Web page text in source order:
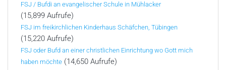
FSJ / Bufdi an evangelischer Schule in Mühlacker
(15,899 Aufrufe)
FSJ im freikirchlichen Kinderhaus Schäfchen, Tübingen
(15,220 Aufrufe)
FSJ oder Bufd an einer christlichen Einrichtung wo Gott mich
haben möchte (14,650 Aufrufe)